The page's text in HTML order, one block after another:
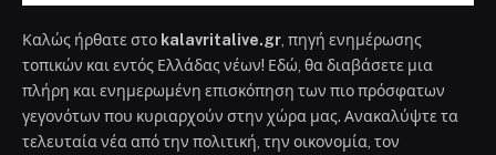
Καλώς ήρθατε στο kalavritalive.gr, πηγή ενημέρωσης
τοπικών και εντός Ελλάδας νέων! Εδώ, θα διαβάσετε μια
πλήρη και ενημερωμένη επισκόπηση των πιο πρόσφατων
γεγονότων που κυριαρχούν στην χώρα μας. Ανακαλύψτε τα
τελευταία νέα από την πολιτική, την οικονομία, τον